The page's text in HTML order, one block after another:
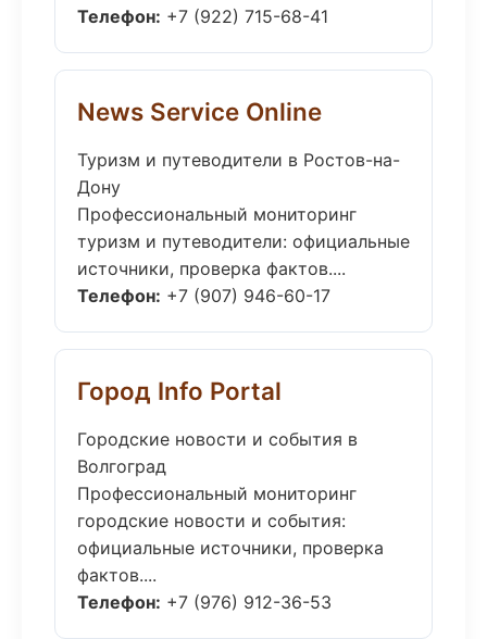
Телефон: +7 (922) 715-68-41
News Service Online
Туризм и путеводители в Ростов-на-
Дону
Профессиональный мониторинг
туризм и путеводители: официальные
источники, проверка фактов....
Телефон: +7 (907) 946-60-17
Город Info Portal
Городские новости и события в
Волгоград
Профессиональный мониторинг
городские новости и события:
официальные источники, проверка
фактов....
Телефон: +7 (976) 912-36-53